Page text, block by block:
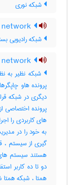
شبکه نوری
شبکه رادیویی
شبکه نظیر به
دیگری در شبکه
های کاربردی را
به خود را در
گیری از سیستم ،
هستند سیستم
دو تا ده کاربر
همتا ، شبکه همتا